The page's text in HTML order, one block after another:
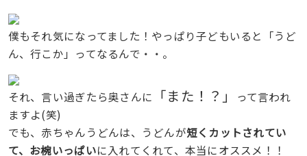
僕もそれ気になってました！やっぱり子どもいると「うど
ん、行こか」ってなるんで・・。
それ、言い過ぎたら奥さんに 「また！？」
って言われ
ますよ(笑)
でも、赤ちゃんうどんは、うどんが短くカットされてい
て、お椀いっぱいに入れてくれて、本当にオススメ！！